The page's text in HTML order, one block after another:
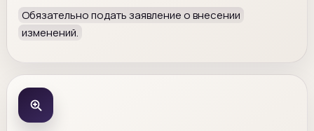
Обязательно подать заявление о внесении
изменений.